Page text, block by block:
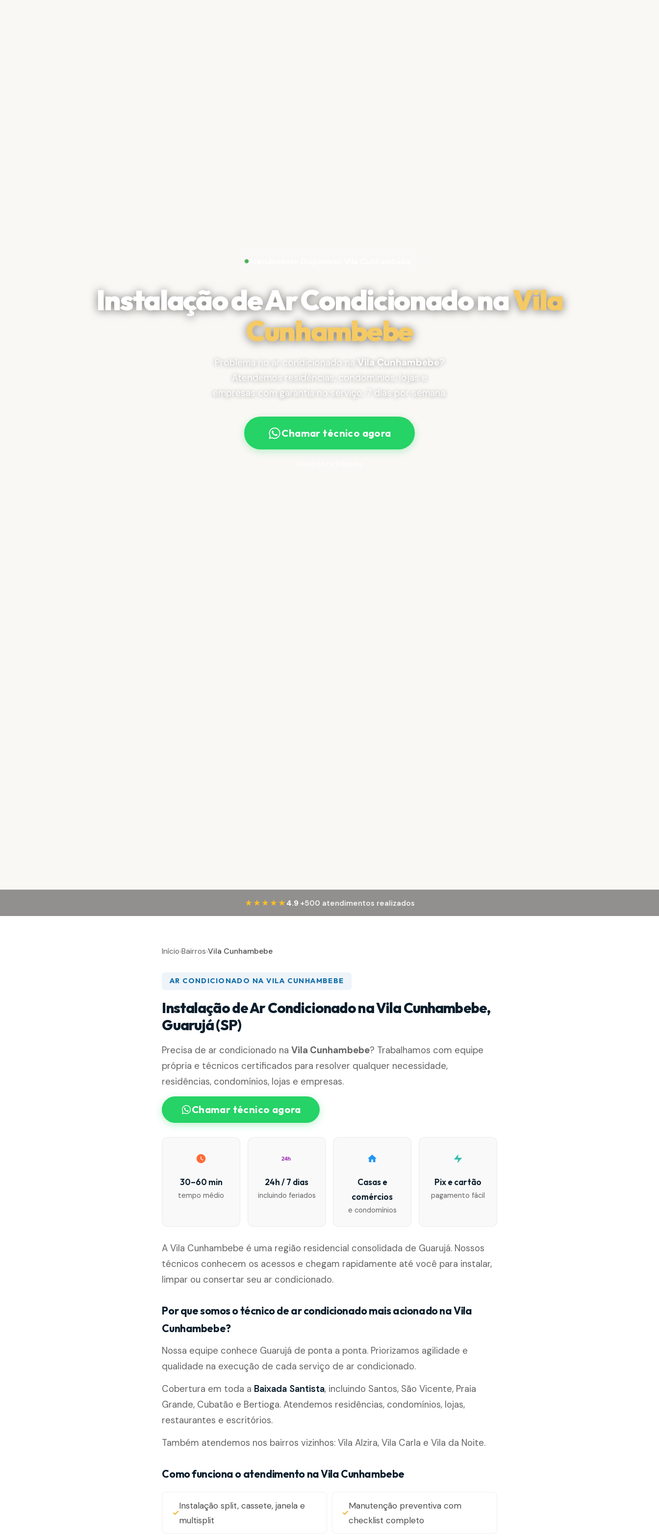
Atendimento Disponível: Vila Cunhambebe
Instalação de Ar Condicionado naVila
Cunhambebe
Problema no ar condicionado na Vila Cunhambebe?
Atendemos residências, condomínios, lojas e
empresas com garantia no serviço, 7 dias por semana.
Chamar técnico agora
★★★★★ 4.9·+500 atendimentos realizados
Início›Bairros›Vila Cunhambebe
AR CONDICIONADO NA VILA CUNHAMBEBE
Instalação de Ar Condicionado na Vila Cunhambebe,
Guarujá (SP)
Precisa de ar condicionado naVila Cunhambebe? Trabalhamos com equipe
própria e técnicos certificados para resolver qualquer necessidade,
residências, condomínios, lojas e empresas.
Chamar técnico agora
30–60 min
tempo médio
24h
24h / 7 dias
incluindo feriados
Casas e
comércios
e condomínios
Pix e cartão
pagamento fácil
A Vila Cunhambebe é uma região residencial consolidada de Guarujá. Nossos
técnicos conhecem os acessos e chegam rapidamente até você para instalar,
limpar ou consertar seu ar condicionado.
Por que somos o técnico de ar condicionado mais acionado na Vila
Cunhambebe?
Nossa equipe conhece Guarujá de ponta a ponta. Priorizamos agilidade e
qualidade na execução de cada serviço de ar condicionado.
Cobertura em toda a Baixada Santista, incluindo Santos, São Vicente, Praia
Grande, Cubatão e Bertioga. Atendemos residências, condomínios, lojas,
restaurantes e escritórios.
Também atendemos nos bairros vizinhos: Vila Alzira, Vila Carla e Vila da Noite.
Como funciona o atendimento na Vila Cunhambebe
Instalação split, cassete, janela e
multisplit
Manutenção preventiva com
checklist completo